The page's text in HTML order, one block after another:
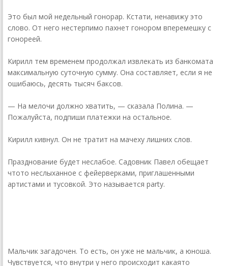
Это был мой недельный гонорар. Кстати, ненавижу это
слово. От него нестерпимо пахнет гонором вперемешку с
гонореей.
Кирилл тем временем продолжал извлекать из банкомата
максимальную суточную сумму. Она составляет, если я не
ошибаюсь, десять тысяч баксов.
— На мелочи должно хватить, — сказала Полина. —
Пожалуйста, подпиши платежки на остальное.
Кирилл кивнул. Он не тратит на мачеху лишних слов.
Празднование будет неслабое. Садовник Павел обещает
что­то неслыханное с фейерверками, приглашенными
артистами и тусовкой. Это называется party.
Мальчик загадочен. То есть, он уже не мальчик, а юноша.
Чувствуется, что внутри у него происходит какая­то